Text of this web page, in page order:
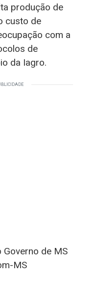
produção de
custo de
com a
de
da Iagro.
Governo de MS
MS